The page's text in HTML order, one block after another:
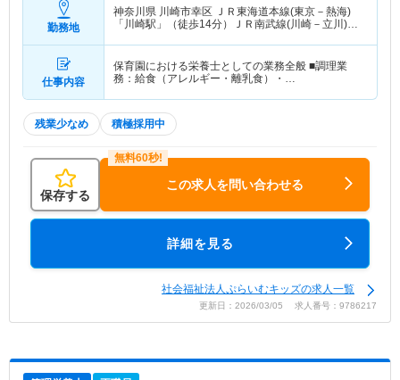
勤務地
神奈川県 川崎市幸区 ＪＲ東海道本線(東京－熱海)
「川崎駅」（徒歩14分）ＪＲ南武線(川崎－立川)
仕事内容
保育園における栄養士としての業務全般 ■調理業
務：給食（アレルギー・離乳食）・…
残業少なめ 積極採用中
保存する
この求人を問い合わせる
詳細を見る
社会福祉法人ぷらいむキッズの求人一覧
更新日：2026/03/05 求人番号：9786217